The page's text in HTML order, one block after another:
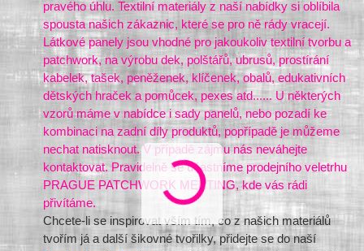
pravého úhlu. Textilní materiály z naší nabídky si oblíbila
spousta našich zákaznic, které se pro ně rády vracejí.
Látkové panely jsou vhodné pro jakoukoliv textilní tvorbu a
patchwork, na výrobu dek, polštářů, ubrusů, prostírání
kabelek, tašek, peněženek, klíčenek, obalů, edukativních
dětských hraček a pomůcek, pexes atd...... U některých
vzorů máme v nabídce i sady panelů, nebo pozadí ke
kombinaci na zadní díly produktů, popřípadě je můžeme
nechat natisknout. V případě zájmu nás neváhejte
kontaktovat. Pravidelně se účastníme prodejního veletrhu
PRAGUE PATCHWORK MEETING, kde vás rádi
přivítáme.
Chcete-li se inspirovat vším tím, co z našich materiálů
tvořím já a další šikovné tvořilky, přidejte se do naší